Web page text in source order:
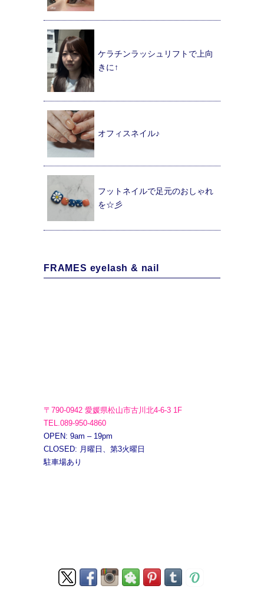
ケラチンラッシュリフトで上向
きに↑
オフィスネイル♪
フットネイルで足元のおしゃれ
を☆彡
FRAMES eyelash & nail
〒790-0942 愛媛県松山市古川北4-6-3 1F
TEL.089-950-4860
OPEN: 9am – 19pm
CLOSED: 月曜日、第3火曜日
駐車場あり